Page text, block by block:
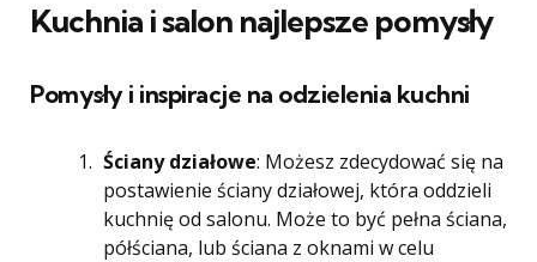
Kuchnia i salon najlepsze pomysły
Pomysły i inspiracje na odzielenia kuchni
Ściany działowe: Możesz zdecydować się na
postawienie ściany działowej, która oddzieli
kuchnię od salonu. Może to być pełna ściana,
półściana, lub ściana z oknami w celu